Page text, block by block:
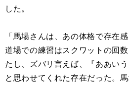
した。
「馬場さんは、あの体格で存在
道場での練習はスクワットの回
たし、ズバリ言えば、『ああい
と思わせてくれた存在だった。